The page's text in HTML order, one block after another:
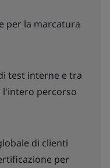
per la marcatura
test interne e tra
percorso
di clienti
per